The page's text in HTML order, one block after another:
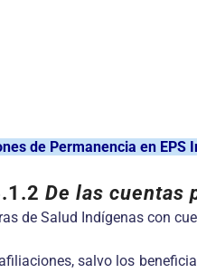
de Permanencia en EPS
De las cuentas
de Salud Indígenas con
salvo los